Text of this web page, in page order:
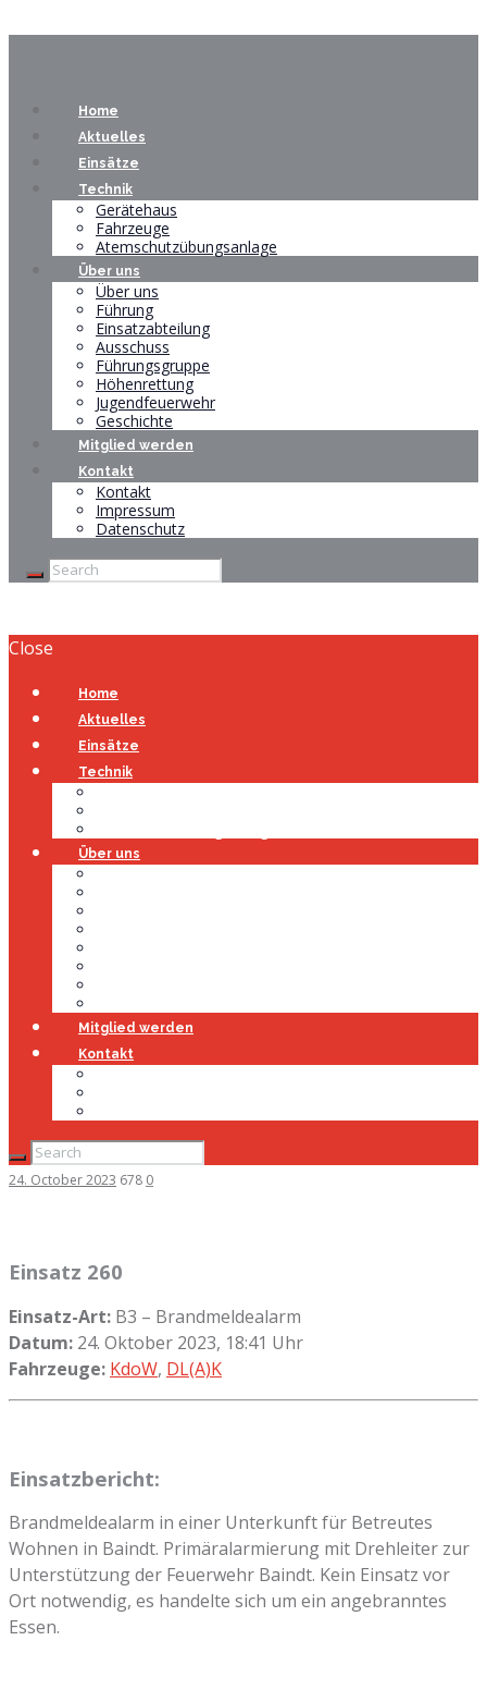
Home
Aktuelles
Einsätze
Technik
Gerätehaus
Fahrzeuge
Atemschutzübungsanlage
Über uns
Über uns
Führung
Einsatzabteilung
Ausschuss
Führungsgruppe
Höhenrettung
Jugendfeuerwehr
Geschichte
Mitglied werden
Kontakt
Kontakt
Impressum
Datenschutz
Close
Home
Aktuelles
Einsätze
Technik
Über uns
Mitglied werden
Kontakt
24. October 2023 678 0
Einsatz 260
Einsatz-Art: B3 – Brandmeldealarm
Datum: 24. Oktober 2023, 18:41 Uhr
Fahrzeuge: KdoW, DL(A)K
Einsatzbericht:
Brandmeldealarm in einer Unterkunft für Betreutes
Wohnen in Baindt. Primäralarmierung mit Drehleiter zur
Unterstützung der Feuerwehr Baindt. Kein Einsatz vor
Ort notwendig, es handelte sich um ein angebranntes
Essen.